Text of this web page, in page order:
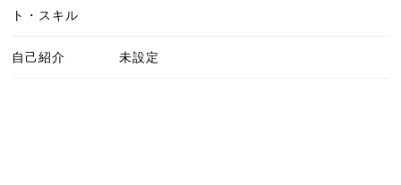
ト・スキル
自己紹介 未設定